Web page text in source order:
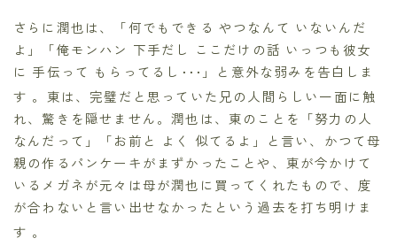
さらに潤也は、「何でもできる やつなんて いないんだ
よ」「俺モンハン 下手だし ここだけの話 いっつも彼女
に 手伝って もらってるし･･･」と意外な弱みを告白しま
す 。東は、完璧だと思っていた兄の人間らしい一面に触
れ、驚きを隠せません。潤也は、東のことを「努力の人
なんだって」「お前と よく 似てるよ」と言い、かつて母
親の作るパンケーキがまずかったことや、東が今かけて
いるメガネが元々は母が潤也に買ってくれたもので、度
が合わないと言い出せなかったという過去を打ち明けま
す 。